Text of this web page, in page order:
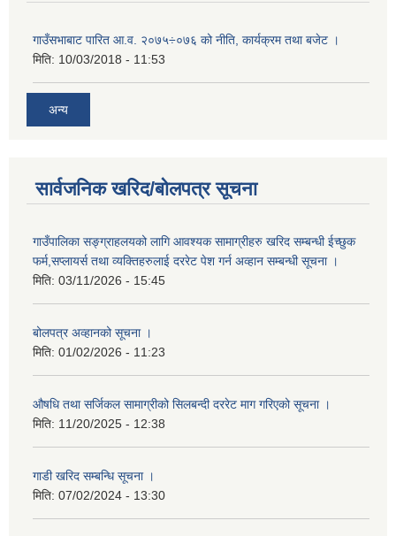
गाउँसभाबाट पारित आ.व. २०७५÷०७६ को नीति, कार्यक्रम तथा बजेट ।
मिति: 10/03/2018 - 11:53
अन्य
सार्वजनिक खरिद/बोलपत्र सूचना
गाउँपालिका सङ्ग्राहलयको लागि आवश्यक सामाग्रीहरु खरिद सम्बन्धी ईच्छुक
फर्म,सप्लायर्स तथा व्यक्तिहरुलाई दररेट पेश गर्न अव्हान सम्बन्धी सूचना ।
मिति: 03/11/2026 - 15:45
बोलपत्र अव्हानको सूचना ।
मिति: 01/02/2026 - 11:23
औषधि तथा सर्जिकल सामाग्रीको सिलबन्दी दररेट माग गरिएको सूचना ।
मिति: 11/20/2025 - 12:38
गाडी खरिद सम्बन्धि सूचना ।
मिति: 07/02/2024 - 13:30